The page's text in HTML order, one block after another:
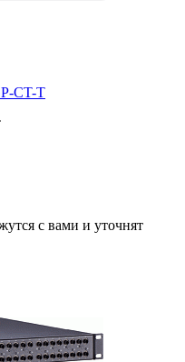
CT-T
с вами и уточнят